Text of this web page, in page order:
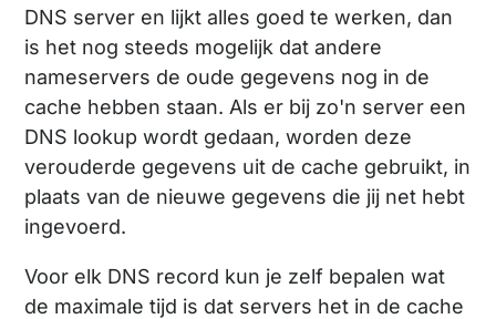
DNS server en lijkt alles goed te werken, dan
is het nog steeds mogelijk dat andere
nameservers de oude gegevens nog in de
cache hebben staan. Als er bij zo'n server een
DNS lookup wordt gedaan, worden deze
verouderde gegevens uit de cache gebruikt, in
plaats van de nieuwe gegevens die jij net hebt
ingevoerd.
Voor elk DNS record kun je zelf bepalen wat
de maximale tijd is dat servers het in de cache